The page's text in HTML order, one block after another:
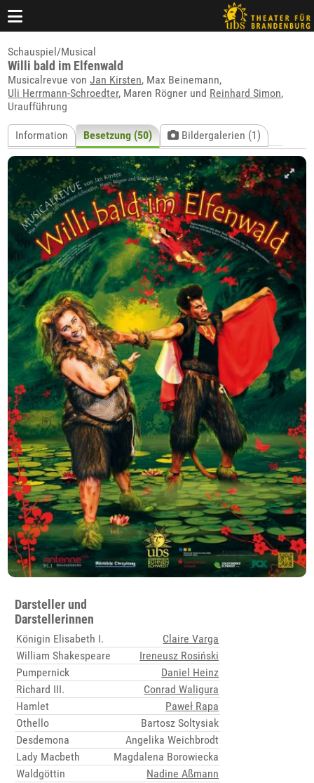
Schauspiel/Musical
Willi bald im Elfenwald
Musicalrevue vonJan Kirsten, Max Beinemann,
Uli Herrmann-Schroedter, Maren Rögner und Reinhard Simon,
Uraufführung
Information Besetzung (50) Bildergalerien (1)
Darsteller und
Darstellerinnen
Königin Elisabeth I.
Claire Varga
William Shakespeare
Ireneusz Rosiński
Pumpernick
Daniel Heinz
Richard III.
Conrad Waligura
Hamlet
Paweł Rapa
Othello
Bartosz Soltysiak
Desdemona
Angelika Weichbrodt
Lady Macbeth
Magdalena Borowiecka
Waldgöttin
Nadine Aßmann